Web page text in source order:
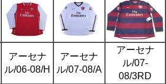
アーセナ
ル/06-08/H
アーセナ
ル/07-08/A
アーセナ
ル/07-
08/3RD